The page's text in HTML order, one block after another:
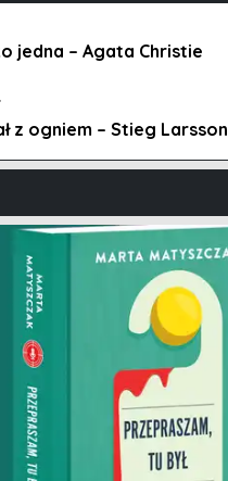
jedna – Agata Christie
z ogniem – Stieg Larsson